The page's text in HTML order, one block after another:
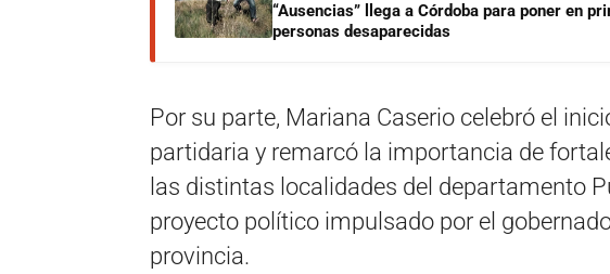
“Ausencias” llega a Córdoba para poner en
personas desaparecidas
Por su parte, Mariana Caserio celebró el
partidaria y remarcó la importancia de
las distintas localidades del departamento
proyecto político impulsado por el
provincia.